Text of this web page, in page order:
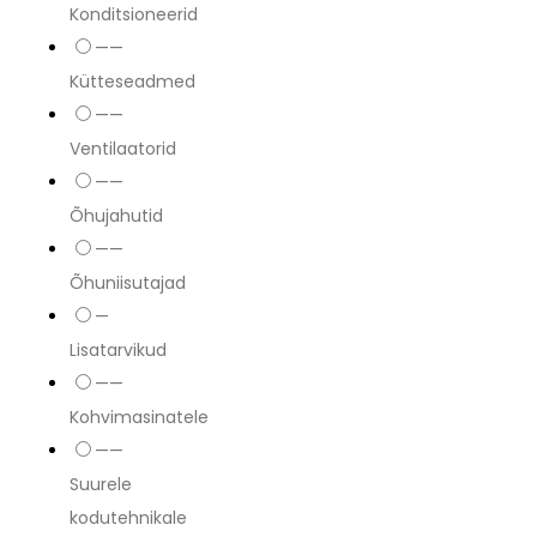
Konditsioneerid
——
Kütteseadmed
——
Ventilaatorid
——
Õhujahutid
——
Õhuniisutajad
—
Lisatarvikud
——
Kohvimasinatele
——
Suurele
kodutehnikale